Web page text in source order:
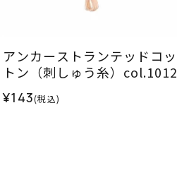
アンカーストランテッドコッ
トン（刺しゅう糸）col.1012
¥143(税込)